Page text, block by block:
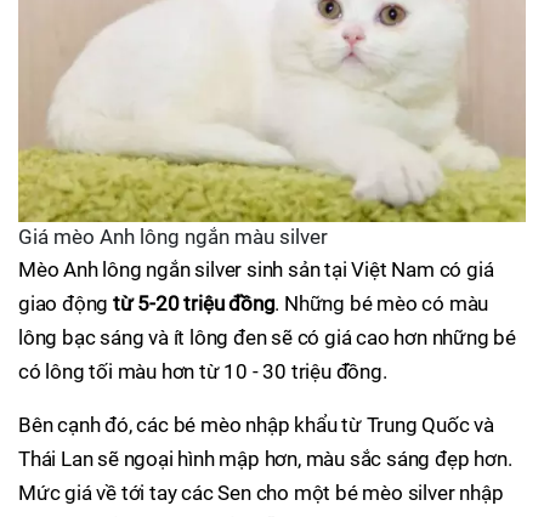
Giá mèo Anh lông ngắn màu silver
Mèo Anh lông ngắn silver sinh sản tại Việt Nam có giá
giao độngtừ 5-20 triệu đồng. Những bé mèo có màu
lông bạc sáng và ít lông đen sẽ có giá cao hơn những bé
có lông tối màu hơn từ 10 - 30 triệu đồng.
Bên cạnh đó, các bé mèo nhập khẩu từ Trung Quốc và
Thái Lan sẽ ngoại hình mập hơn, màu sắc sáng đẹp hơn.
Mức giá về tới tay các Sen cho một bé mèo silver nhập